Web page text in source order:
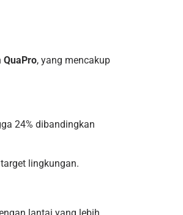
QuaPro, yang mencakup
24% dibandingkan
lingkungan.